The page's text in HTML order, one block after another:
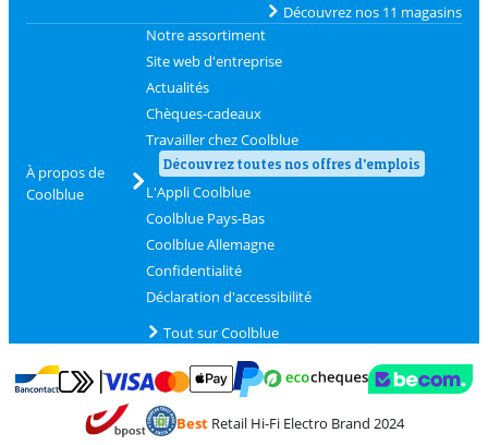
Découvrez nos 11 magasins
À propos de
Coolblue
Notre assortiment
Site web d'entreprise
Actualités
Chèques-cadeaux
Travailler chez Coolblue
Découvrez toutes nos offres d'emplois
L'Appli Coolblue
Coolblue Pays-Bas
Coolblue Allemagne
Confidentialité
Déclaration d'accessibilité
Tout sur Coolblue
Payer avec Bancontact
Payer avec MasterCard et Visa via ClickToPay
BestRetail Hi-Fi Electro Brand 2024